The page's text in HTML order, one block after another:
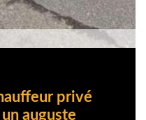
privé
auguste